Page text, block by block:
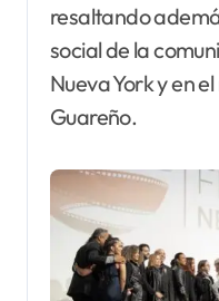
resaltando
social de la
Nueva York y en
Guareño.